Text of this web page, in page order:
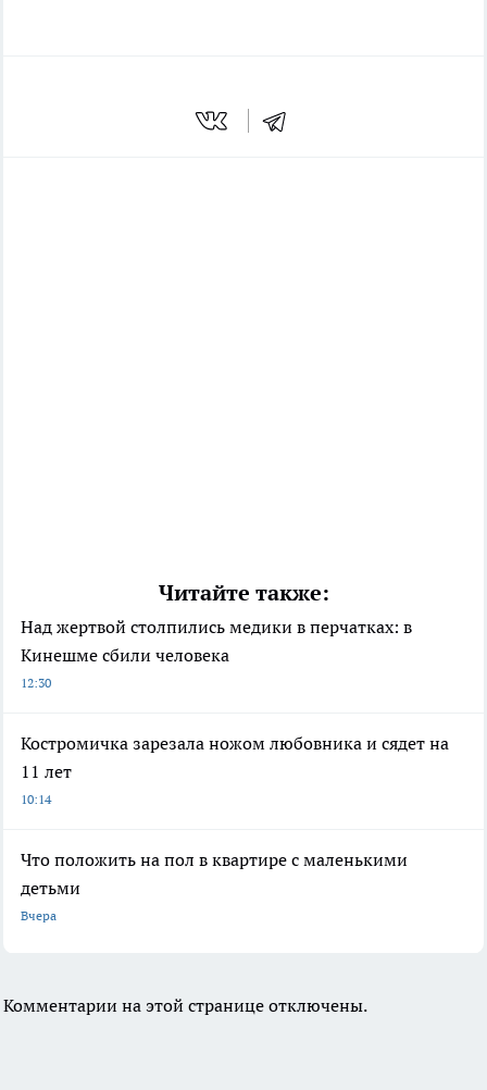
Читайте также:
Над жертвой столпились медики в перчатках: в
Кинешме сбили человека
12:30
Костромичка зарезала ножом любовника и сядет на
11 лет
10:14
Что положить на пол в квартире с маленькими
детьми
Вчера
Комментарии на этой странице отключены.